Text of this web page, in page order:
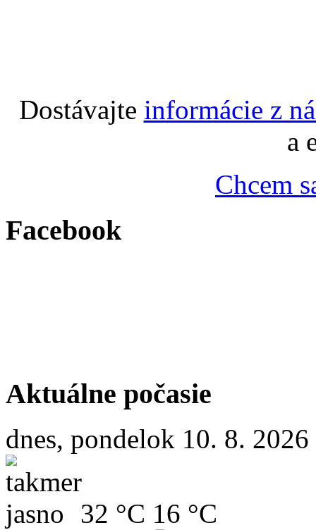
Dostávajte informácie z
a
Chcem
Facebook
Aktuálne počasie
dnes, pondelok 10. 8. 2026
32 °C 16 °C